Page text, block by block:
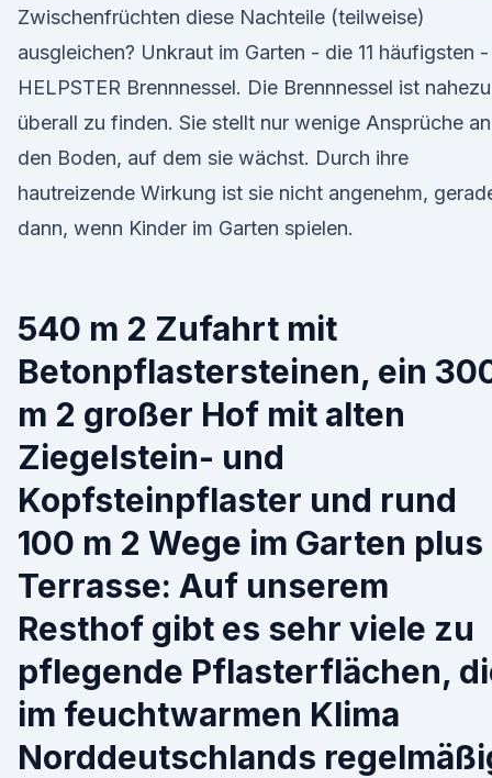
Zwischenfrüchten diese Nachteile (teilweise)
ausgleichen? Unkraut im Garten - die 11 häufigsten -
HELPSTER Brennnessel. Die Brennnessel ist nahezu
überall zu finden. Sie stellt nur wenige Ansprüche an
den Boden, auf dem sie wächst. Durch ihre
hautreizende Wirkung ist sie nicht angenehm,
dann, wenn Kinder im Garten spielen.
540 m 2 Zufahrt mit
Betonpflastersteinen, ein
m 2 großer Hof mit alten
Ziegelstein- und
Kopfsteinpflaster und rund
100 m 2 Wege im Garten plus
Terrasse: Auf unserem
Resthof gibt es sehr viele zu
pflegende Pflasterflächen,
im feuchtwarmen Klima
Norddeutschlands